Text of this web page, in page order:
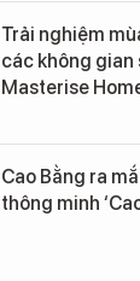
Trải nghiệm
các không gian
Masterise
Cao Bằng ra
thông minh